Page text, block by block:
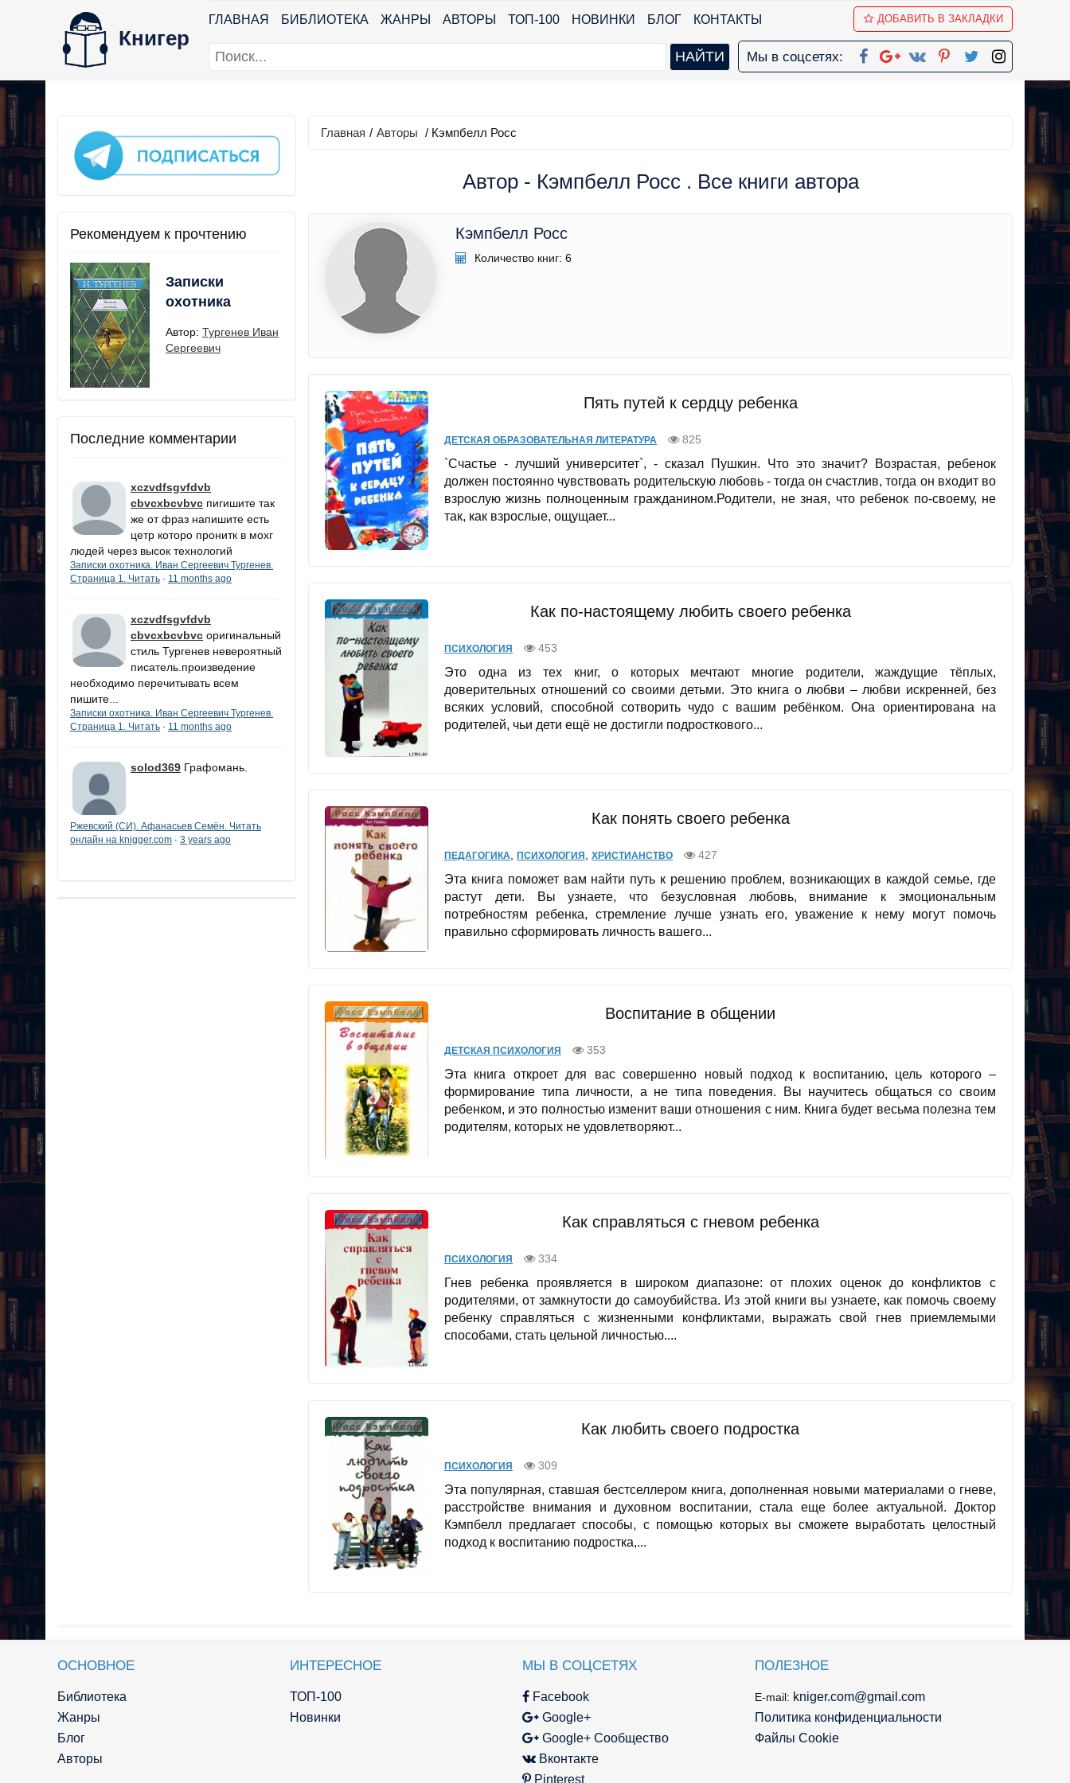
Книгер
ГЛАВНАЯ БИБЛИОТЕКА ЖАНРЫ АВТОРЫ ТОП-100 НОВИНКИ БЛОГ КОНТАКТЫ ДОБАВИТЬ В ЗАКЛАДКИ
Мы в соцсетях:
Рекомендуем к прочтению
Записки
охотника
Автор: Тургенев Иван
Сергеевич
Последние комментарии
xczvdfsgvfdvb
cbvcxbcvbvc пигишите так
же от фраз напишите есть
цетр которо пронитк в мохг
людей через высок технологий
Записки охотника. Иван Сергеевич Тургенев.
Страница 1. Читать · 11 months ago
xczvdfsgvfdvb
cbvcxbcvbvc оригинальный
стиль Тургенев невероятный
писатель.произведение
необходимо перечитывать всем
пишите...
Записки охотника. Иван Сергеевич Тургенев.
Страница 1. Читать · 11 months ago
solod369 Графомань.
Ржевский (СИ). Афанасьев Семён. Читать
онлайн на knigger.com · 3 years ago
Главная / Авторы / Кэмпбелл Росс
Автор - Кэмпбелл Росс . Все книги автора
Кэмпбелл Росс
Количество книг: 6
Пять путей к сердцу ребенка
ДЕТСКАЯ ОБРАЗОВАТЕЛЬНАЯ ЛИТЕРАТУРА 825
`Счастье - лучший университет`, - сказал Пушкин. Что это значит? Возрастая, ребенок
должен постоянно чувствовать родительскую любовь - тогда он счастлив, тогда он входит во
взрослую жизнь полноценным гражданином.Родители, не зная, что ребенок по-своему, не
так, как взрослые, ощущает...
Как по-настоящему любить своего ребенка
ПСИХОЛОГИЯ 453
Это одна из тех книг, о которых мечтают многие родители, жаждущие тёплых,
доверительных отношений со своими детьми. Это книга о любви – любви искренней, без
всяких условий, способной сотворить чудо с вашим ребёнком. Она ориентирована на
родителей, чьи дети ещё не достигли подросткового...
Как понять своего ребенка
ПЕДАГОГИКА ПСИХОЛОГИЯ ХРИСТИАНСТВО 427
Эта книга поможет вам найти путь к решению проблем, возникающих в каждой семье, где
растут дети. Вы узнаете, что безусловная любовь, внимание к эмоциональным
потребностям ребенка, стремление лучше узнать его, уважение к нему могут помочь
правильно сформировать личность вашего...
Воспитание в общении
ДЕТСКАЯ ПСИХОЛОГИЯ 353
Эта книга откроет для вас совершенно новый подход к воспитанию, цель которого –
формирование типа личности, а не типа поведения. Вы научитесь общаться со своим
ребенком, и это полностью изменит ваши отношения с ним. Книга будет весьма полезна тем
родителям, которых не удовлетворяют...
Как справляться с гневом ребенка
ПСИХОЛОГИЯ 334
Гнев ребенка проявляется в широком диапазоне: от плохих оценок до конфликтов с
родителями, от замкнутости до самоубийства. Из этой книги вы узнаете, как помочь своему
ребенку справляться с жизненными конфликтами, выражать свой гнев приемлемыми
способами, стать цельной личностью....
Как любить своего подростка
ПСИХОЛОГИЯ 309
Эта популярная, ставшая бестселлером книга, дополненная новыми материалами о гневе,
расстройстве внимания и духовном воспитании, стала еще более актуальной. Доктор
Кэмпбелл предлагает способы, с помощью которых вы сможете выработать целостный
подход к воспитанию подростка,...
ОСНОВНОЕ
Библиотека
Жанры
Блог
Авторы
ИНТЕРЕСНОЕ
ТОП-100
Новинки
МЫ В СОЦСЕТЯХ
Facebook
Google+
Google+ Сообщество
Вконтакте
Pinterest
ПОЛЕЗНОЕ
E-mail: kniger.com@gmail.com
Политика конфиденциальности
Файлы Cookie